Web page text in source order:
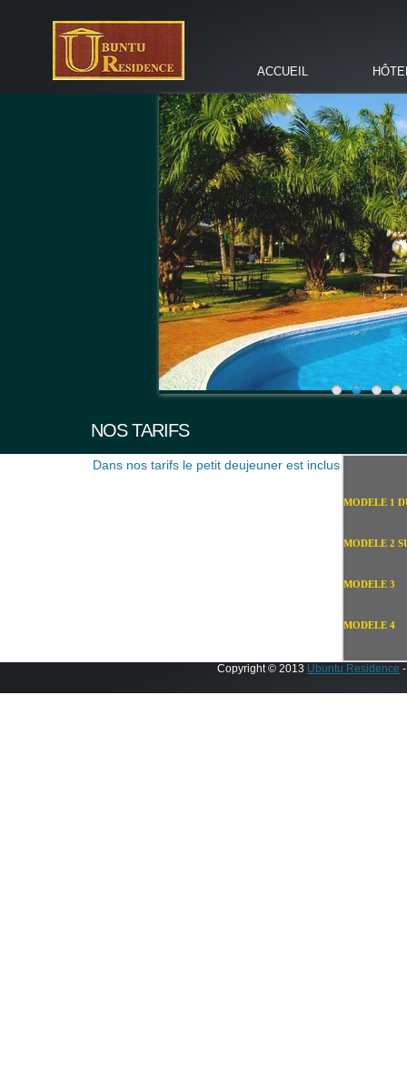
ACCUEIL
NOS TARIFS
Dans nos tarifs le petit deujeuner est inclus
MODELE 1
MODELE 2
MODELE 3
MODELE 4
Copyright © 2013 Ubuntu Residence